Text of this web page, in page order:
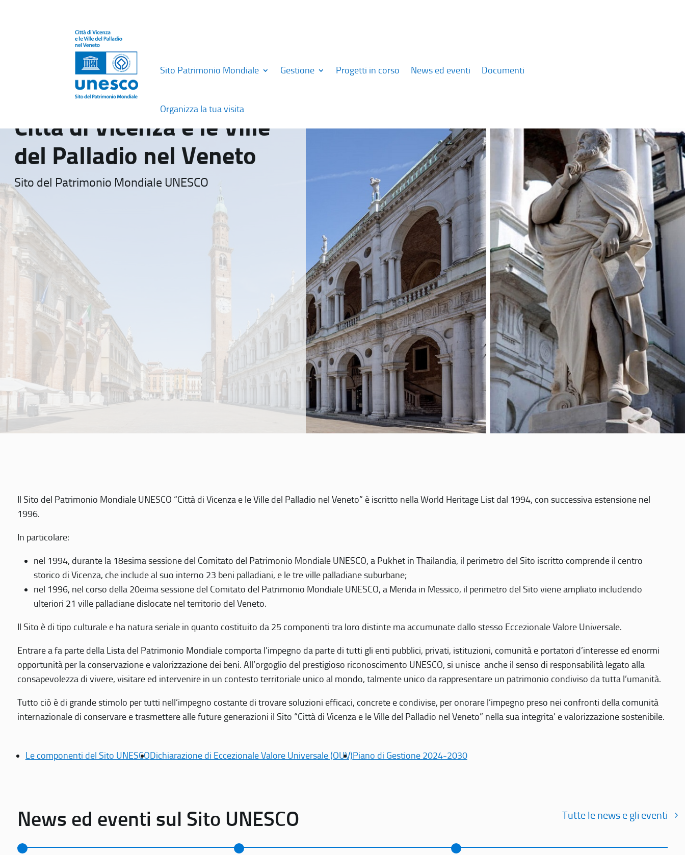
Sito Patrimonio Mondiale Gestione Progetti in corso News ed eventi Documenti
Organizza la tua visita
Città di Vicenza e le Ville
del Palladio nel Veneto
Sito del Patrimonio Mondiale UNESCO
Il Sito del Patrimonio Mondiale UNESCO “Città di Vicenza e le Ville del Palladio nel Veneto” è iscritto nella World Heritage List dal 1994, con successiva estensione nel
1996.
In particolare:
nel 1994, durante la 18esima sessione del Comitato del Patrimonio Mondiale UNESCO, a Pukhet in Thailandia, il perimetro del Sito iscritto comprende il centro
storico di Vicenza, che include al suo interno 23 beni palladiani, e le tre ville palladiane suburbane;
nel 1996, nel corso della 20eima sessione del Comitato del Patrimonio Mondiale UNESCO, a Merida in Messico, il perimetro del Sito viene ampliato includendo
ulteriori 21 ville palladiane dislocate nel territorio del Veneto.
Il Sito è di tipo culturale e ha natura seriale in quanto costituito da 25 componenti tra loro distinte ma accumunate dallo stesso Eccezionale Valore Universale.
Entrare a fa parte della Lista del Patrimonio Mondiale comporta l’impegno da parte di tutti gli enti pubblici, privati, istituzioni, comunità e portatori d’interesse ed enormi
opportunità per la conservazione e valorizzazione dei beni. All’orgoglio del prestigioso riconoscimento UNESCO, si unisce anche il senso di responsabilità legato alla
consapevolezza di vivere, visitare ed intervenire in un contesto territoriale unico al mondo, talmente unico da rappresentare un patrimonio condiviso da tutta l’umanità.
Tutto ciò è di grande stimolo per tutti nell’impegno costante di trovare soluzioni efficaci, concrete e condivise, per onorare l’impegno preso nei confronti della comunità
internazionale di conservare e trasmettere alle future generazioni il Sito “Città di Vicenza e le Ville del Palladio nel Veneto” nella sua integrita’ e valorizzazione sostenibile.
Le componenti del Sito UNESCODichiarazione di Eccezionale Valore Universale (OUV)Piano di Gestione 2024-2030
News ed eventi sul Sito UNESCO Tutte le news e gli eventi